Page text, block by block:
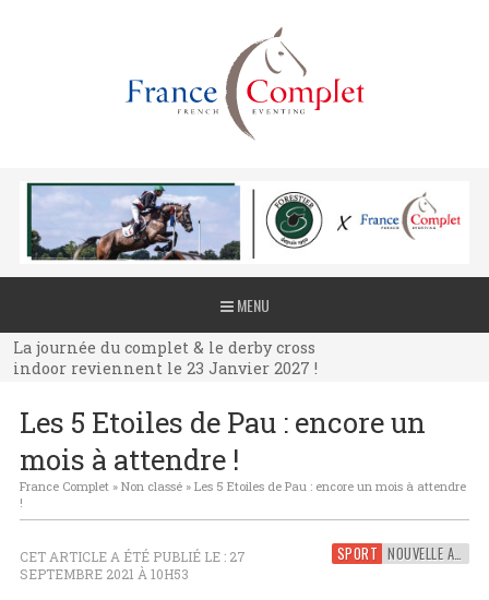
MENU
La journée du complet & le derby cross
indoor reviennent le 23 Janvier 2027 !
La journée du complet & le derby cross
indoor reviennent le 23 Janvier 2027 !
indoor reviennent le 23 Janvier 2027 !
Les 5 Etoiles de Pau : encore un
mois à attendre !
France Complet» Non classé» Les 5 Etoiles de Pau : encore un mois à attendre
!
SPORT NOUVELLE AQUITAINE
CET ARTICLE A ÉTÉ PUBLIÉ LE : 27
SEPTEMBRE 2021 À 10H53